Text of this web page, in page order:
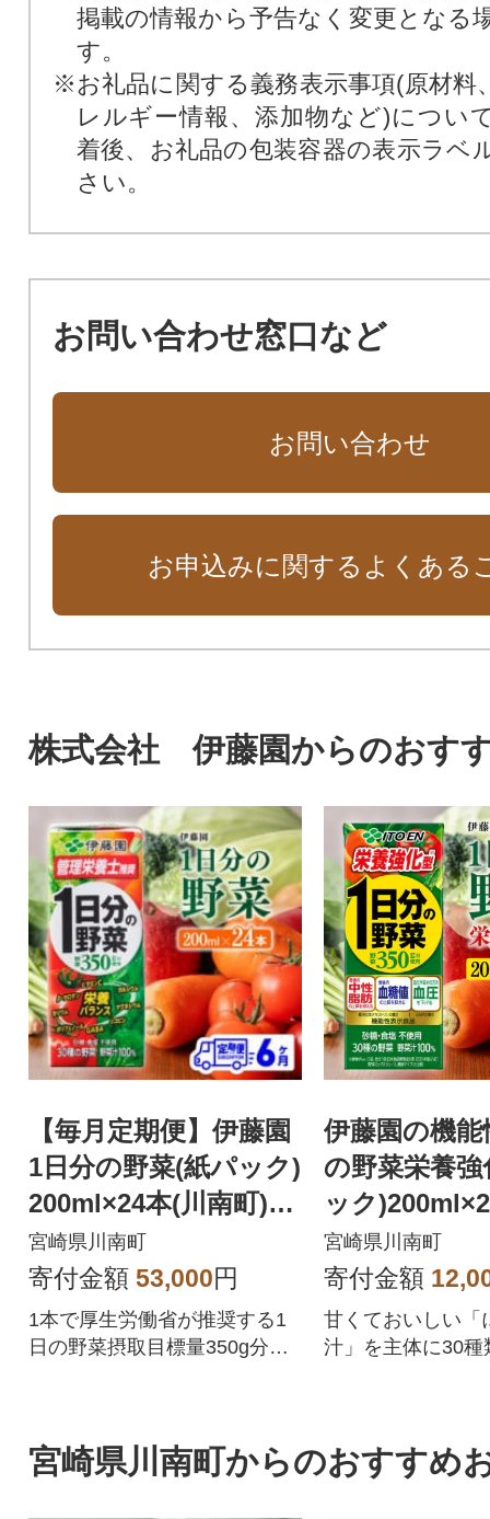
掲載の情報から予告なく変更となる
す。
※お礼品に関する義務表示事項(原材料
レルギー情報、添加物など)につい
着後、お礼品の包装容器の表示ラベ
さい。
お問い合わせ窓口など
お問い合わせ
お申込みに関するよくある
株式会社 伊藤園からのおす
【毎月定期便】伊藤園
1日分の野菜(紙パック)
200ml×24本(川南町)全
6回
宮崎県川南町
寄付金額 53,000円
1本で厚生労働省が推奨する1
日の野菜摂取目標量350g分を
伊藤園の機能
の野菜栄養
ック
町)
宮崎県川南町
寄付金額
甘くておいしい「
汁」を主体に30種
宮崎県川南町からのおすすめ